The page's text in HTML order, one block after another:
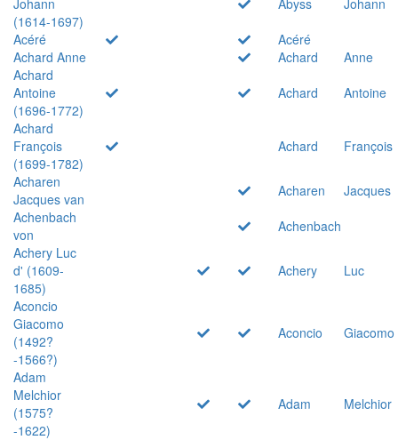
(1614-1697)
Acéré
Acéré
Achard Anne
Achard
Anne
Achard
Antoine
(1696-1772)
Achard
Antoine
Achard
François
(1699-1782)
Achard
François
Acharen
Jacques van
Acharen
Jacques
Achenbach
von
Achenbach
Achery Luc
d' (1609-
1685)
Achery
Luc
Aconcio
Giacomo
(1492?
-1566?)
Aconcio Giacomo
Adam
Melchior
(1575?
-1622)
Adam Melchior